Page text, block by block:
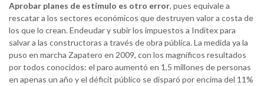
Aprobar planes de estímulo es otro error, pues equivale a
rescatar a los sectores económicos que destruyen valor a costa de
los que lo crean. Endeudar y subir los impuestos a Inditex para
salvar a las constructoras a través de obra pública. La medida ya la
puso en marcha Zapatero en 2009, con los magníficos resultados
por todos conocidos: el paro aumentó en 1,5 millones de personas
en apenas un año y el déficit público se disparó por encima del 11%